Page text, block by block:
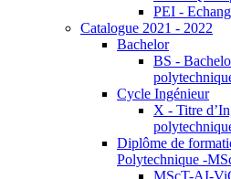
PEI -
Catalogue 2021 - 2022
Bachelor
BS -
Cycle Ingénieur
X - Titre
Diplôme de
Polytechnique -
MScT-AI-